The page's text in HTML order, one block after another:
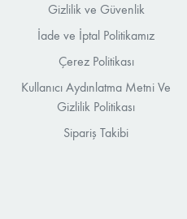
Gizlilik ve Güvenlik
İade ve İptal Politikamız
Çerez Politikası
Kullanıcı Aydınlatma Metni Ve
Gizlilik Politikası
Sipariş Takibi